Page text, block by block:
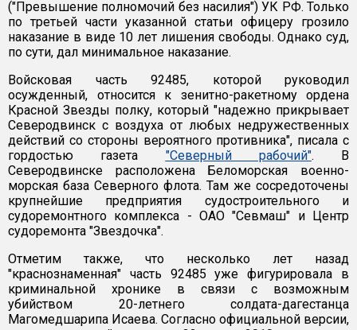
("Превышение полномочий без насилия") УК РФ. Только
по третьей части указанной статьи офицеру грозило
наказание в виде 10 лет лишения свободы. Однако суд,
по сути, дал минимальное наказание.
Войсковая часть 92485, которой руководил
осужденный, относится к зенитно-ракетному ордена
Красной Звезды полку, который "надежно прикрывает
Северодвинск с воздуха от любых недружественных
действий со стороны вероятного противника", писала с
гордостью газета "Северный рабочий". В
Северодвинске расположена Беломорская военно-
морская база Северного флота. Там же сосредоточены
крупнейшие предприятия судостроительного и
судоремонтного комплекса - ОАО "Севмаш" и Центр
судоремонта "Звездочка".
Отметим также, что несколько лет назад
"краснознаменная" часть 92485 уже фигурировала в
криминальной хронике в связи с возможным
убийством 20-летнего солдата-дагестанца
Магомедшарипа Исаева. Согласно официальной версии,